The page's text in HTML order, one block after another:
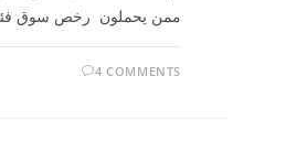
ممن يحملون رخص سوق
4 COMMENTS